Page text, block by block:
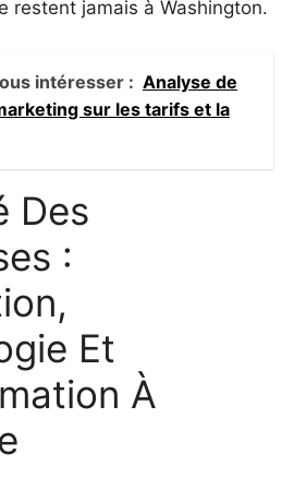
restent jamais à Washington.
intéresser : Analyse de
sur les tarifs et la
Des
:
Et
À